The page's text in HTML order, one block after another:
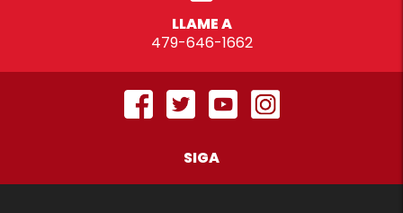
LLAME A
479-646-1662
SIGA